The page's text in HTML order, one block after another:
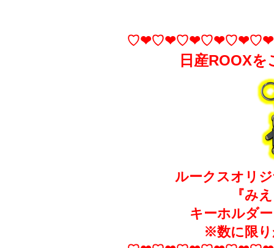
日産ROOX
ルークスオリ
『み
キーホルダ
※数に限